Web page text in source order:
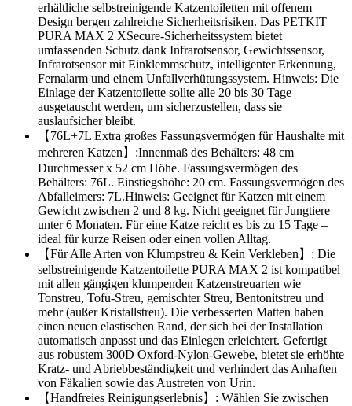
erhältliche selbstreinigende Katzentoiletten mit offenem
Design bergen zahlreiche Sicherheitsrisiken. Das PETKIT
PURA MAX 2 XSecure-Sicherheitssystem bietet
umfassenden Schutz dank Infrarotsensor, Gewichtssensor,
Infrarotsensor mit Einklemmschutz, intelligenter Erkennung,
Fernalarm und einem Unfallverhütungssystem. Hinweis: Die
Einlage der Katzentoilette sollte alle 20 bis 30 Tage
ausgetauscht werden, um sicherzustellen, dass sie
auslaufsicher bleibt.
【76L+7L Extra großes Fassungsvermögen für Haushalte mit
mehreren Katzen】:Innenmaß des Behälters: 48 cm
Durchmesser x 52 cm Höhe. Fassungsvermögen des
Behälters: 76L. Einstiegshöhe: 20 cm. Fassungsvermögen des
Abfalleimers: 7L.Hinweis: Geeignet für Katzen mit einem
Gewicht zwischen 2 und 8 kg. Nicht geeignet für Jungtiere
unter 6 Monaten. Für eine Katze reicht es bis zu 15 Tage –
ideal für kurze Reisen oder einen vollen Alltag.
【Für Alle Arten von Klumpstreu & Kein Verkleben】: Die
selbstreinigende Katzentoilette PURA MAX 2 ist kompatibel
mit allen gängigen klumpenden Katzenstreuarten wie
Tonstreu, Tofu-Streu, gemischter Streu, Bentonitstreu und
mehr (außer Kristallstreu). Die verbesserten Matten haben
einen neuen elastischen Rand, der sich bei der Installation
automatisch anpasst und das Einlegen erleichtert. Gefertigt
aus robustem 300D Oxford-Nylon-Gewebe, bietet sie erhöhte
Kratz- und Abriebbeständigkeit und verhindert das Anhaften
von Fäkalien sowie das Austreten von Urin.
【Handfreies Reinigungserlebnis】: Wählen Sie zwischen